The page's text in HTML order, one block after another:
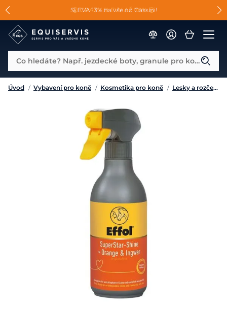
SLEVA 13% na vše od Cassini!
😮 CRAZY SLEVY AŽ 70% 😮
📐Pasování a doplňky k vybraným sedlům ZDARMA 🐴
Co hledáte? Např. jezdecké boty, granule pro koně...
Úvod / Vybavení pro koně / Kosmetika pro koně / Lesky a rozčesávače